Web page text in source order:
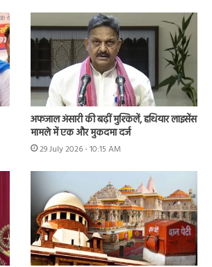
अफजाल अंसारी की बढ़ीं मुश्किलें, हथियार लाइसेंस
मामले में एक और मुकदमा दर्ज
29 July 2026 - 10:15 AM